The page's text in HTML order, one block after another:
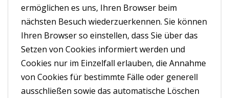
ermöglichen es uns, Ihren Browser beim
nächsten Besuch wiederzuerkennen. Sie können
Ihren Browser so einstellen, dass Sie über das
Setzen von Cookies informiert werden und
Cookies nur im Einzelfall erlauben, die Annahme
von Cookies für bestimmte Fälle oder generell
ausschließen sowie das automatische Löschen